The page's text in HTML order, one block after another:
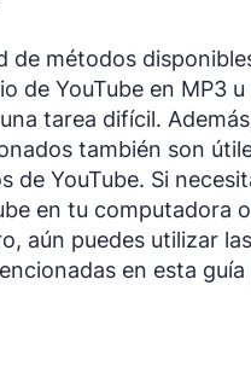
de métodos
de YouTube en MP3
tarea difícil.
también son
de YouTube. Si
en tu computadora
aún puedes utilizar las
en esta guía